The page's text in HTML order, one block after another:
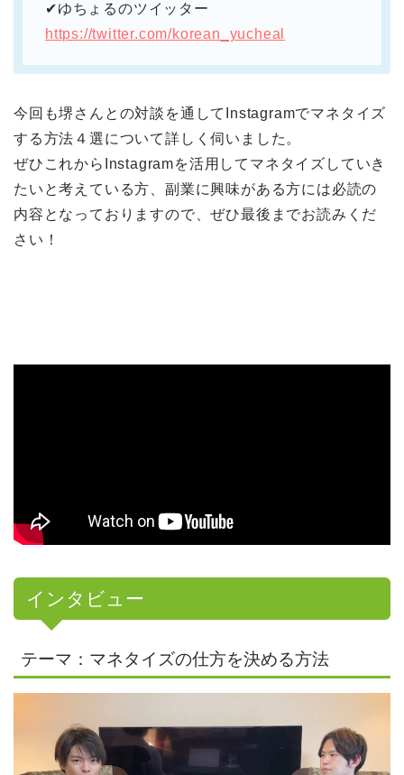
✔︎ゆちょるのツイッター
https://twitter.com/korean_yucheal
今回も堺さんとの対談を通してInstagramでマネタイズ
する方法４選について詳しく伺いました。
ぜひこれからInstagramを活用してマネタイズしていき
たいと考えている方、副業に興味がある方には必読の
内容となっておりますので、ぜひ最後までお読みくだ
さい！
インタビュー
テーマ：マネタイズの仕方を決める方法